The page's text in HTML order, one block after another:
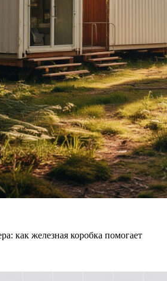
как железная коробка помогает